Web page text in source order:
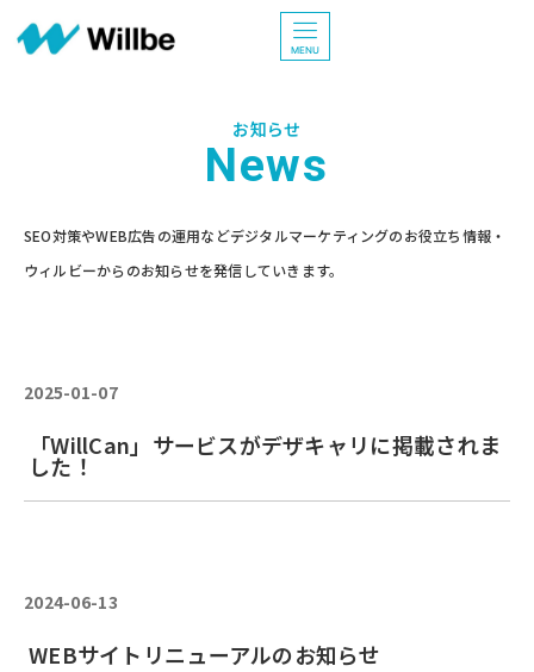
お問い合わせ
MENU
お知らせ
News
SEO対策やWEB広告の運用などデジタルマーケティングのお役立ち情報・
ウィルビーからのお知らせを発信していきます。
2025-01-07
「WillCan」サービスがデザキャリに掲載されま
した！
2024-06-13
WEBサイトリニューアルのお知らせ